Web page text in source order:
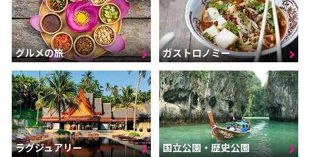
グルメの旅 ガストロノミー
ラグジュアリー 国立公園・歴史公園